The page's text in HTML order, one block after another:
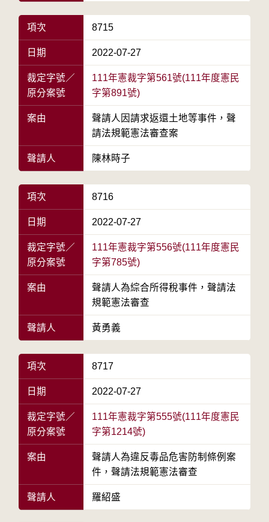
項次 8715
日期 2022-07-27
裁定字號／
原分案號
111年憲裁字第561號(111年度憲民
字第891號)
案由
聲請人因請求返還土地等事件，聲
請法規範憲法審查案
聲請人 陳林時子
項次 8716
日期 2022-07-27
裁定字號／
原分案號
111年憲裁字第556號(111年度憲民
字第785號)
案由
聲請人為綜合所得稅事件，聲請法
規範憲法審查
聲請人 黃勇義
項次 8717
日期 2022-07-27
裁定字號／
原分案號
111年憲裁字第555號(111年度憲民
字第1214號)
案由
聲請人為違反毒品危害防制條例案
件，聲請法規範憲法審查
聲請人 羅紹盛